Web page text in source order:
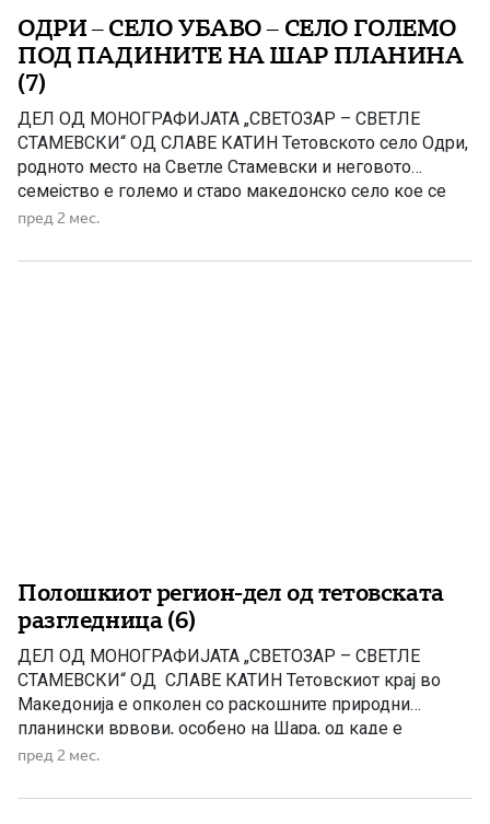
ОДРИ – СЕЛО УБАВО – СЕЛО ГОЛЕМО
ПОД ПАДИНИТЕ НА ШАР ПЛАНИНА
(7)
ДЕЛ ОД МОНОГРАФИЈАТА „СВЕТОЗАР – СВЕТЛЕ
СТАМЕВСКИ“ ОД СЛАВЕ КАТИН Тетовското село Одри,
родното место на Светле Стамевски и неговото
семејство е големо и старо македонско село кое се
наоѓасреде полошката убавина. Тоа е вгнездено
се гради, се развива, се шири со албанско население и
пред 2 мес.
Полошкиот регион-дел од тетовската
разгледница (6)
ДЕЛ ОД МОНОГРАФИЈАТА „СВЕТОЗАР – СВЕТЛЕ
СТАМЕВСКИ“ ОД СЛАВЕ КАТИН Тетовскиот крај во
Македонија е опколен со раскошните природни
планински врвови, особено на Шара, од каде е
потеклото на семејството Стамевски. Во ова
делото на познатиот македонски преродбеник Кирил
пред 2 мес.